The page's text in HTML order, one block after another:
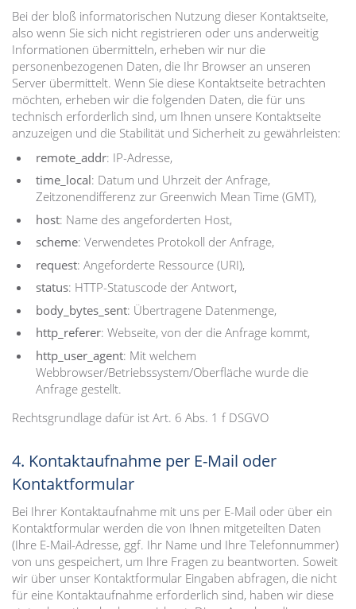
Bei der bloß informatorischen Nutzung dieser Kontaktseite,
also wenn Sie sich nicht registrieren oder uns anderweitig
Informationen übermitteln, erheben wir nur die
personenbezogenen Daten, die Ihr Browser an unseren
Server übermittelt. Wenn Sie diese Kontaktseite betrachten
möchten, erheben wir die folgenden Daten, die für uns
technisch erforderlich sind, um Ihnen unsere Kontaktseite
anzuzeigen und die Stabilität und Sicherheit zu gewährleisten:
remote_addr: IP-Adresse,
time_local: Datum und Uhrzeit der Anfrage,
Zeitzonendifferenz zur Greenwich Mean Time (GMT),
host: Name des angeforderten Host,
scheme: Verwendetes Protokoll der Anfrage,
request: Angeforderte Ressource (URI),
status: HTTP-Statuscode der Antwort,
body_bytes_sent: Übertragene Datenmenge,
http_referer: Webseite, von der die Anfrage kommt,
http_user_agent: Mit welchem
Webbrowser/Betriebssystem/Oberfläche wurde die
Anfrage gestellt.
Rechtsgrundlage dafür ist Art. 6 Abs. 1 f DSGVO
4. Kontaktaufnahme per E-Mail oder
Kontaktformular
Bei Ihrer Kontaktaufnahme mit uns per E-Mail oder über ein
Kontaktformular werden die von Ihnen mitgeteilten Daten
(Ihre E-Mail-Adresse, ggf. Ihr Name und Ihre Telefonnummer)
von uns gespeichert, um Ihre Fragen zu beantworten. Soweit
wir über unser Kontaktformular Eingaben abfragen, die nicht
für eine Kontaktaufnahme erforderlich sind, haben wir diese